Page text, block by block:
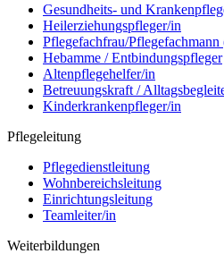
Gesundheits- und
Heilerziehungspfleger/in
Pflegefachfrau/
Hebamme / Entbindungspfleger
Altenpflegehelfer/in
Betreuungskraft /
Kinderkrankenpfleger/in
Pflegeleitung
Pflegedienstleitung
Wohnbereichsleitung
Einrichtungsleitung
Teamleiter/in
Weiterbildungen